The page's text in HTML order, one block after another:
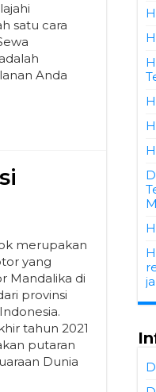
satu cara
Anda
merupakan
yang
Mandalika di
provinsi
tahun 2021
putaran
Dunia